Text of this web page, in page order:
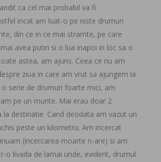
ca cel mai probabil va fi
incat am luat-o pe niste drumuri
din ce in ce mai stramte, pe care
avea putin si o lua inapoi in loc sa o
astea, am ajuns. Ceea ce nu am
ziua in care am vrut sa ajungem la
o serie de drumuri foarte mici, am
pe un munte. Mai erau doar 2
la destinatie. Cand deodata am vazut un
peste un kilometru. Am incercat
(incercarea moarte n-are) si am
o livada de lamai unde, evident, drumul